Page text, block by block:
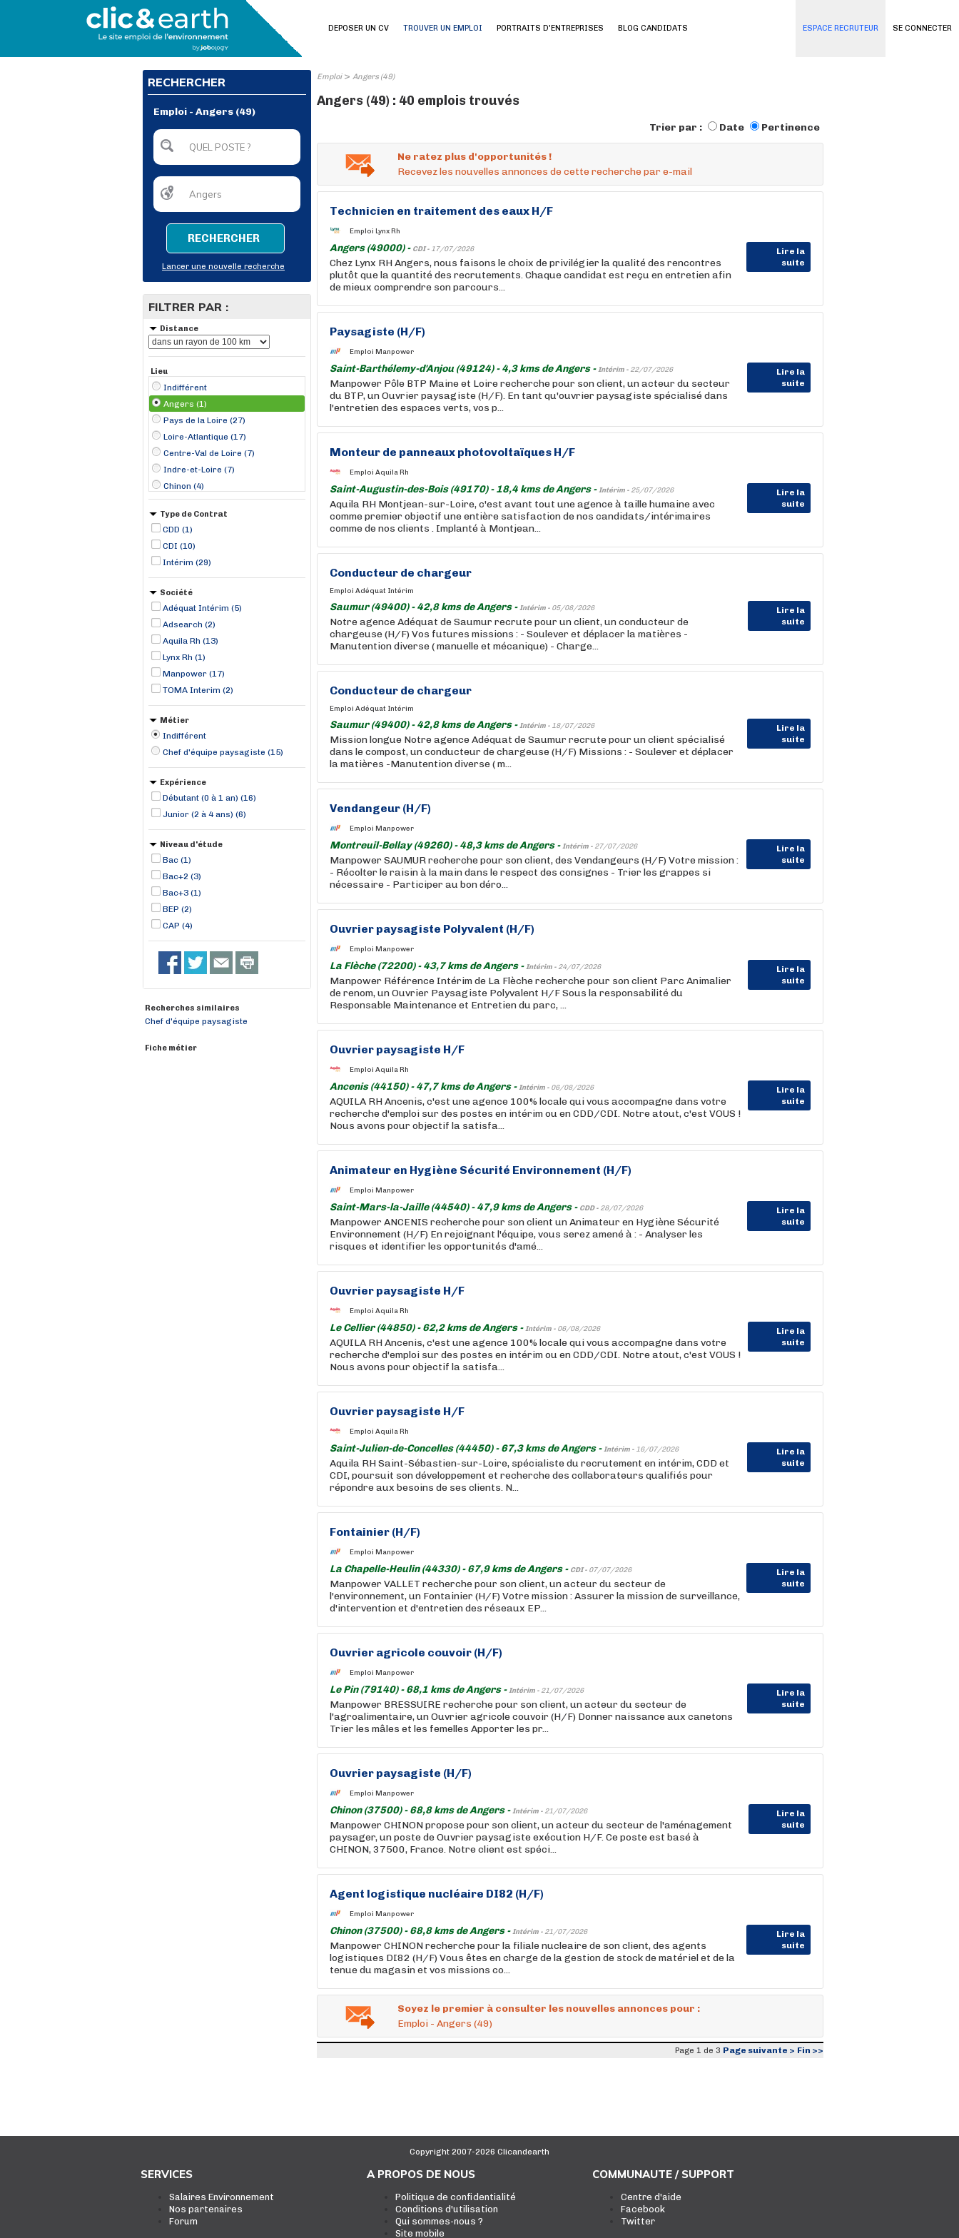
SE CONNECTER
DEPOSER UN CV TROUVER UN EMPLOI PORTRAITS D'ENTREPRISES BLOG CANDIDATS ESPACE RECRUTEUR
RECHERCHER
Emploi - Angers (49)
RECHERCHER
Lancer une nouvelle recherche
FILTRER PAR :
Distance
Lieu
Indifférent
Angers (1)
Pays de la Loire (27)
Loire-Atlantique (17)
Centre-Val de Loire (7)
Indre-et-Loire (7)
Chinon (4)
Bouguenais (2)
Nantes (2)
Saint-Aignan-Grand-Lieu (2)
Saumur (2)
Ancenis (1)
Type de Contrat
CDD (1)
CDI (10)
Intérim (29)
Société
Adéquat Intérim (5)
Adsearch (2)
Aquila Rh (13)
Lynx Rh (1)
Manpower (17)
TOMA Interim (2)
Métier
Indifférent
Chef d'équipe paysagiste (15)
Expérience
Débutant (0 à 1 an) (16)
Junior (2 à 4 ans) (6)
Niveau d'étude
Bac (1)
Bac+2 (3)
Bac+3 (1)
BEP (2)
CAP (4)
Recherches similaires
Chef d'équipe paysagiste
Fiche métier
Emploi> Angers (49)
Angers (49) : 40 emplois trouvés
Trier par : Date Pertinence
Ne ratez plus d'opportunités !
Recevez les nouvelles annonces de cette recherche par e-mail
Technicien en traitement des eaux H/F
Emploi Lynx Rh
Angers (49000) - CDI - 17/07/2026
Lire la
suite
Chez Lynx RH Angers, nous faisons le choix de privilégier la qualité des rencontres
plutôt que la quantité des recrutements. Chaque candidat est reçu en entretien afin
de mieux comprendre son parcours...
Paysagiste (H/F)
Emploi Manpower
Saint-Barthélemy-d'Anjou (49124) - 4,3 kms de Angers -Intérim - 22/07/2026
Lire la
suite
Manpower Pôle BTP Maine et Loire recherche pour son client, un acteur du secteur
du BTP, un Ouvrier paysagiste (H/F). En tant qu'ouvrier paysagiste spécialisé dans
l'entretien des espaces verts, vos p...
Monteur de panneaux photovoltaïques H/F
Emploi Aquila Rh
Saint-Augustin-des-Bois (49170) - 18,4 kms de Angers -Intérim - 25/07/2026
Lire la
suite
Aquila RH Montjean-sur-Loire, c'est avant tout une agence à taille humaine avec
comme premier objectif une entière satisfaction de nos candidats/intérimaires
comme de nos clients . Implanté à Montjean...
Conducteur de chargeur
Emploi Adéquat Intérim
Saumur (49400) - 42,8 kms de Angers -Intérim - 05/08/2026
Lire la
suite
Notre agence Adéquat de Saumur recrute pour un client, un conducteur de
chargeuse (H/F) Vos futures missions : - Soulever et déplacer la matières -
Manutention diverse ( manuelle et mécanique) - Charge...
Conducteur de chargeur
Emploi Adéquat Intérim
Saumur (49400) - 42,8 kms de Angers -Intérim - 18/07/2026
Lire la
suite
Mission longue Notre agence Adéquat de Saumur recrute pour un client spécialisé
dans le compost, un conducteur de chargeuse (H/F) Missions : - Soulever et déplacer
la matières -Manutention diverse ( m...
Vendangeur (H/F)
Emploi Manpower
Montreuil-Bellay (49260) - 48,3 kms de Angers -Intérim - 27/07/2026
Lire la
suite
Manpower SAUMUR recherche pour son client, des Vendangeurs (H/F) Votre mission :
- Récolter le raisin à la main dans le respect des consignes - Trier les grappes si
nécessaire - Participer au bon déro...
Ouvrier paysagiste Polyvalent (H/F)
Emploi Manpower
La Flèche (72200) - 43,7 kms de Angers -Intérim - 24/07/2026
Lire la
suite
Manpower Référence Intérim de La Flèche recherche pour son client Parc Animalier
de renom, un Ouvrier Paysagiste Polyvalent H/F Sous la responsabilité du
Responsable Maintenance et Entretien du parc, ...
Ouvrier paysagiste H/F
Emploi Aquila Rh
Ancenis (44150) - 47,7 kms de Angers -Intérim - 06/08/2026
Lire la
suite
AQUILA RH Ancenis, c'est une agence 100% locale qui vous accompagne dans votre
recherche d'emploi sur des postes en intérim ou en CDD/CDI. Notre atout, c'est VOUS !
Nous avons pour objectif la satisfa...
Animateur en Hygiène Sécurité Environnement (H/F)
Emploi Manpower
Saint-Mars-la-Jaille (44540) - 47,9 kms de Angers - CDD - 28/07/2026
Lire la
suite
Manpower ANCENIS recherche pour son client un Animateur en Hygiène Sécurité
Environnement (H/F) En rejoignant l'équipe, vous serez amené à : - Analyser les
risques et identifier les opportunités d'amé...
Ouvrier paysagiste H/F
Emploi Aquila Rh
Le Cellier (44850) - 62,2 kms de Angers -Intérim - 06/08/2026
Lire la
suite
AQUILA RH Ancenis, c'est une agence 100% locale qui vous accompagne dans votre
recherche d'emploi sur des postes en intérim ou en CDD/CDI. Notre atout, c'est VOUS !
Nous avons pour objectif la satisfa...
Ouvrier paysagiste H/F
Emploi Aquila Rh
Saint-Julien-de-Concelles (44450) - 67,3 kms de Angers -Intérim - 16/07/2026
Lire la
suite
Aquila RH Saint-Sébastien-sur-Loire, spécialiste du recrutement en intérim, CDD et
CDI, poursuit son développement et recherche des collaborateurs qualifiés pour
répondre aux besoins de ses clients. N...
Fontainier (H/F)
Emploi Manpower
La Chapelle-Heulin (44330) - 67,9 kms de Angers - CDI - 07/07/2026
Lire la
suite
Manpower VALLET recherche pour son client, un acteur du secteur de
l'environnement, un Fontainier (H/F) Votre mission : Assurer la mission de surveillance,
d'intervention et d'entretien des réseaux EP...
Ouvrier agricole couvoir (H/F)
Emploi Manpower
Le Pin (79140) - 68,1 kms de Angers -Intérim - 21/07/2026
Lire la
suite
Manpower BRESSUIRE recherche pour son client, un acteur du secteur de
l'agroalimentaire, un Ouvrier agricole couvoir (H/F) Donner naissance aux canetons
Trier les mâles et les femelles Apporter les pr...
Ouvrier paysagiste (H/F)
Emploi Manpower
Chinon (37500) - 68,8 kms de Angers -Intérim - 21/07/2026
Lire la
suite
Manpower CHINON propose pour son client, un acteur du secteur de l'aménagement
paysager, un poste de Ouvrier paysagiste exécution H/F. Ce poste est basé à
CHINON, 37500, France. Notre client est spéci...
Agent logistique nucléaire DI82 (H/F)
Emploi Manpower
Chinon (37500) - 68,8 kms de Angers -Intérim - 21/07/2026
Lire la
suite
Manpower CHINON recherche pour la filiale nucleaire de son client, des agents
logistiques DI82 (H/F) Vous êtes en charge de la gestion de stock de matériel et de la
tenue du magasin et vos missions co...
Soyez le premier à consulter les nouvelles annonces pour :
Emploi - Angers (49)
Page 1 de 3 Page suivante > Fin >>
Copyright 2007-2026 Clicandearth
SERVICES
Salaires Environnement
Nos partenaires
Forum
A PROPOS DE NOUS
Politique de confidentialité
Conditions d'utilisation
Qui sommes-nous ?
Site mobile
COMMUNAUTE / SUPPORT
Centre d'aide
Facebook
Twitter